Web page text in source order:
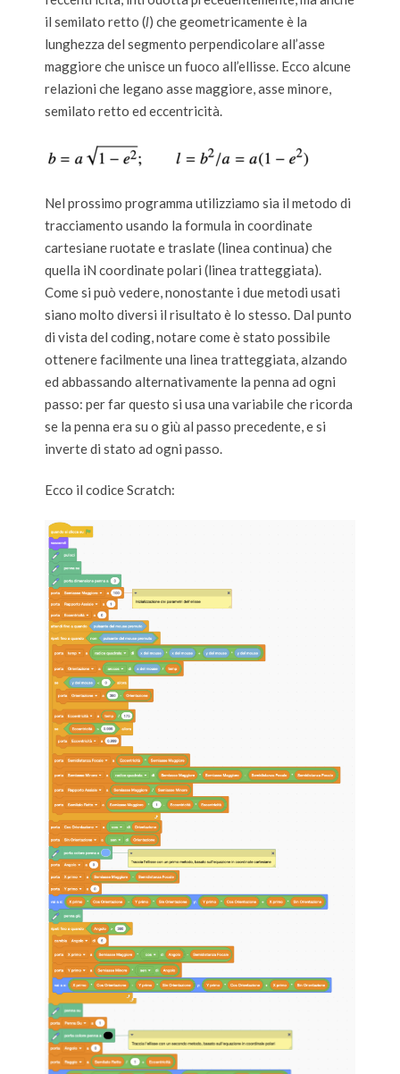
il semilato retto (l) che geometricamente è la
lunghezza del segmento perpendicolare all’asse
maggiore che unisce un fuoco all’ellisse. Ecco alcune
relazioni che legano asse maggiore, asse minore,
semilato retto ed eccentricità.
Nel prossimo programma utilizziamo sia il metodo di
tracciamento usando la formula in coordinate
cartesiane ruotate e traslate (linea continua) che
quella iN coordinate polari (linea tratteggiata).
Come si può vedere, nonostante i due metodi usati
siano molto diversi il risultato è lo stesso. Dal punto
di vista del coding, notare come è stato possibile
ottenere facilmente una linea tratteggiata, alzando
ed abbassando alternativamente la penna ad ogni
passo: per far questo si usa una variabile che ricorda
se la penna era su o giù al passo precedente, e si
inverte di stato ad ogni passo.
Ecco il codice Scratch: